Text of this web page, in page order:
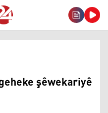
şêwekariyê